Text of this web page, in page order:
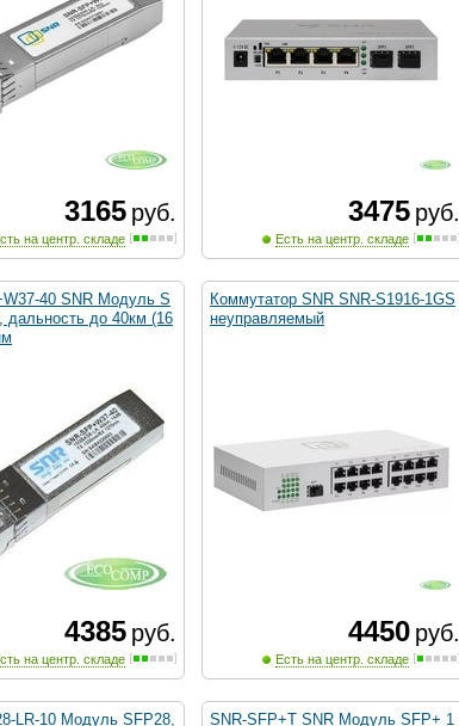
3165 руб.
на центр. складе
3475 руб.
Есть на центр. складе
40 SNR Модуль S
дальность до 40км (16
4385 руб.
на центр. складе
Коммутатор SNR SNR-S1916-1GS
неуправляемый
4450 руб.
Есть на центр. складе
LR-10 Модуль SFP28, SNR-SFP+T SNR Модуль SFP+ 1